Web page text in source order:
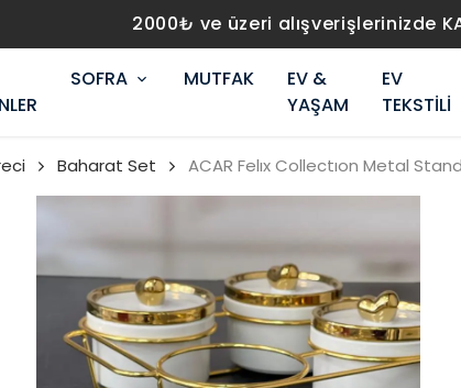
2000₺ ve üzeri alışverişlerinizde
SOFRA MUTFAK
EV &
YAŞAM
EV
TEKSTİLİ
Baharat Set ACAR Felıx Collectıon Metal